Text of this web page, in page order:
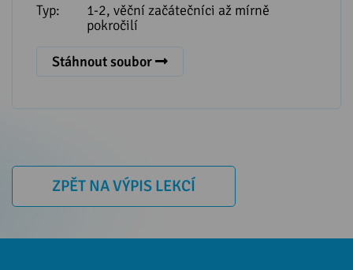
Typ:
1-2, věční začátečníci až mírně
pokročilí
Stáhnout soubor
ZPĚT NA VÝPIS LEKCÍ